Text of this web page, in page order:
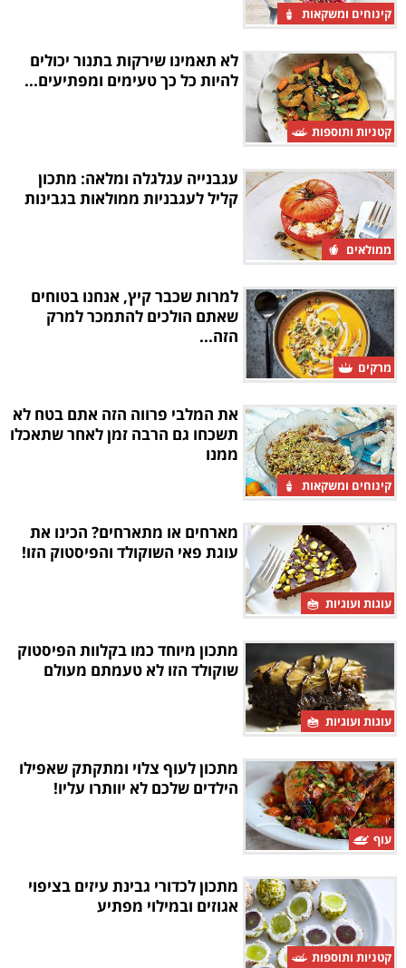
קינוחים ומשקאות
קטניות ותוספות
לא תאמינו שירקות בתנור יכולים
להיות כל כך טעימים ומפתיעים...
ממולאים
עגבנייה עגלגלה ומלאה: מתכון
קליל לעגבניות ממולאות בגבינות
מרקים
למרות שכבר קיץ, אנחנו בטוחים
שאתם הולכים להתמכר למרק
הזה...
קינוחים ומשקאות
את המלבי פרווה הזה אתם בטח לא
תשכחו גם הרבה זמן לאחר שתאכלו
ממנו
עוגות ועוגיות
מארחים או מתארחים? הכינו את
עוגת פאי השוקולד והפיסטוק הזו!
עוגות ועוגיות
מתכון מיוחד כמו בקלוות הפיסטוק
שוקולד הזו לא טעמתם מעולם
עוף
מתכון לעוף צלוי ומתקתק שאפילו
הילדים שלכם לא יוותרו עליו!
קטניות ותוספות
מתכון לכדורי גבינת עיזים בציפוי
אגוזים ובמילוי מפתיע